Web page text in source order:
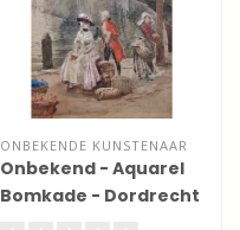
ONBEKENDE KUNSTENAAR
Onbekend - Aquarel
Bomkade - Dordrecht